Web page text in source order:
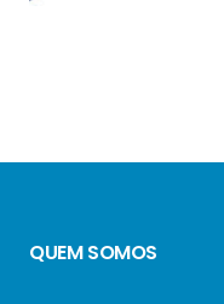
QUEM SOMOS